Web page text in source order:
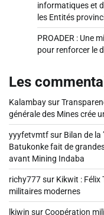
informatiques et
les Entités
PROADER : Une
pour renforcer le
Les
Kalambaysur
générale des Mines crée
yyyfetvmtfsur Bilan de la
Batukonke fait de
avant Mining Indaba
richy777sur Kikwit :
militaires modernes
lkiwin surCoopération